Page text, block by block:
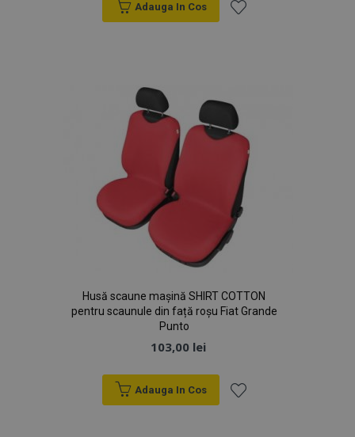
Adauga In Cos
Dorințe
Husă scaune mașină SHIRT COTTON
pentru scaunule din față roșu Fiat Grande
Punto
103,00 lei
Adauga In Cos